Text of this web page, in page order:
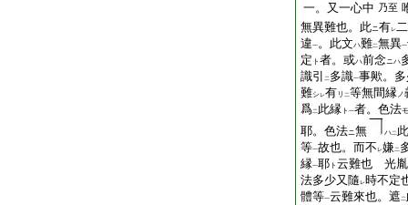
一。又一心中 乃至
無異難也。此ニ有レ
違一。此文ハ難二無異一
定 ト 者。或ハ前念ニハ
識引
二 多識一事歟。
難シレ有 リ 二等無間縁ノ
爲二 此縁 ト 一者。色法モ
耶。色法ニ無 ハ二
等一故也。而不 レ嫌二
縁一耶 ト 云難也 光胤
法多少又隨 レ時不定
體等一云難來也。遮 二